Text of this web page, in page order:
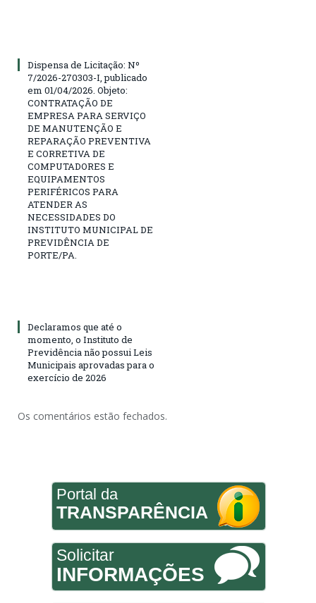
Dispensa de Licitação: Nº
7/2026-270303-I, publicado
em 01/04/2026. Objeto:
CONTRATAÇÃO DE
EMPRESA PARA SERVIÇO
DE MANUTENÇÃO E
REPARAÇÃO PREVENTIVA
E CORRETIVA DE
COMPUTADORES E
EQUIPAMENTOS
PERIFÉRICOS PARA
ATENDER AS
NECESSIDADES DO
INSTITUTO MUNICIPAL DE
PREVIDÊNCIA DE
PORTE/PA.
Declaramos que até o
momento, o Instituto de
Previdência não possui Leis
Municipais aprovadas para o
exercício de 2026
Os comentários estão fechados.
Portal da
TRANSPARÊNCIA
Solicitar
INFORMAÇÕES